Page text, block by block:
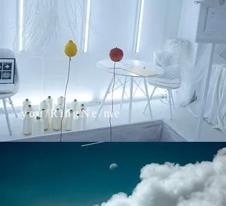
you/RingNe/me